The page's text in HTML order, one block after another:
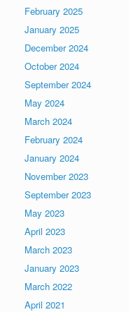
February 2025
January 2025
December 2024
October 2024
September 2024
May 2024
March 2024
February 2024
January 2024
November 2023
September 2023
May 2023
April 2023
March 2023
January 2023
March 2022
April 2021